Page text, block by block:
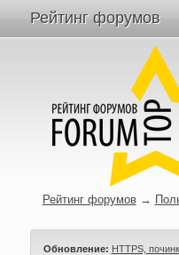
Рейтинг форумов
Рейтинг форумов →
Обновление: HTTPS,